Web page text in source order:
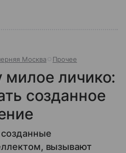
Москва Прочее
милое личико:
созданное
вызывают